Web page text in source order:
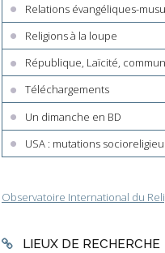
Relations évangéliques-
Religions à la loupe
République, Laïcité,
Téléchargements
Un dimanche en BD
USA : mutations
Observatoire International du
LIEUX DE RECHERCHE